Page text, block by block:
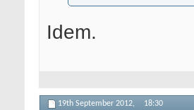
Idem.
19th September 2012, 18:30